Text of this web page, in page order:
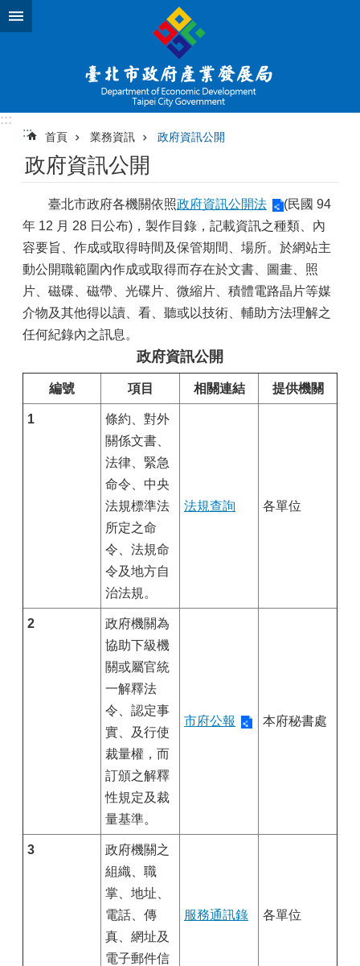
跳到主要內容區塊
:::
:::
首頁 業務資訊 政府資訊公開
政府資訊公開
臺北市政府各機關依照政府資訊公開法
(民國 94
年 12 月 28 日公布)，製作目錄，記載資訊之種類、內
容要旨、作成或取得時間及保管期間、場所。於網站主
動公開職範圍內作成或取得而存在於文書、圖畫、照
片、磁碟、磁帶、光碟片、微縮片、積體電路晶片等媒
介物及其他得以讀、看、聽或以技術、輔助方法理解之
任何紀錄內之訊息。
編號 項目 相關連結 提供機關
政府資訊公開
1
條約、對外
關係文書、
法律、緊急
命令、中央
法規標準法
所定之命
令、法規命
令及地方自
治法規。
法規查詢 各單位
2
政府機關為
協助下級機
關或屬官統
一解釋法
令、認定事
實、及行使
裁量權，而
訂頒之解釋
性規定及裁
量基準。
市府公報 本府秘書處
3
政府機關之
組織、職
掌、地址、
電話、傳
真、網址及
電子郵件信
服務通訊錄 各單位